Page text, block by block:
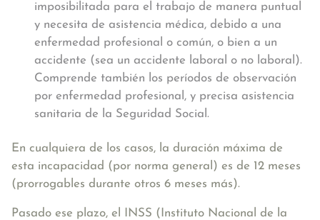
imposibilitada para el trabajo de manera puntual
y necesita de asistencia médica, debido a una
enfermedad profesional o común, o bien a un
accidente (sea un accidente laboral o no laboral).
Comprende también los períodos de observación
por enfermedad profesional, y precisa asistencia
sanitaria de la Seguridad Social.
En cualquiera de los casos, la duración máxima de
esta incapacidad (por norma general) es de 12 meses
(prorrogables durante otros 6 meses más).
Pasado ese plazo, el INSS (Instituto Nacional de la